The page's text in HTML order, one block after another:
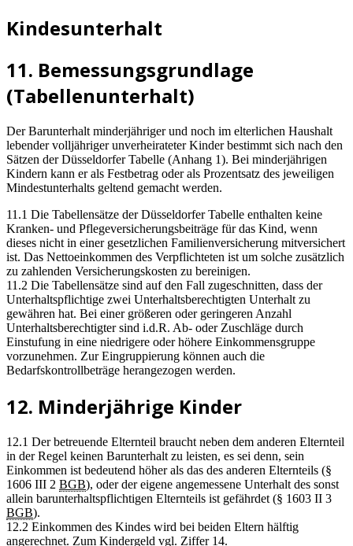
Kindesunterhalt
11. Bemessungsgrundlage
(Tabellenunterhalt)
Der Barunterhalt minderjähriger und noch im elterlichen Haushalt
lebender volljähriger unverheirateter Kinder bestimmt sich nach den
Sätzen der Düsseldorfer Tabelle (Anhang 1). Bei minderjährigen
Kindern kann er als Festbetrag oder als Prozentsatz des jeweiligen
Mindestunterhalts geltend gemacht werden.
11.1 Die Tabellensätze der Düsseldorfer Tabelle enthalten keine
Kranken- und Pflegeversicherungsbeiträge für das Kind, wenn
dieses nicht in einer gesetzlichen Familienversicherung mitversichert
ist. Das Nettoeinkommen des Verpflichteten ist um solche zusätzlich
zu zahlenden Versicherungskosten zu bereinigen.
11.2 Die Tabellensätze sind auf den Fall zugeschnitten, dass der
Unterhaltspflichtige zwei Unterhaltsberechtigten Unterhalt zu
gewähren hat. Bei einer größeren oder geringeren Anzahl
Unterhaltsberechtigter sind i.d.R. Ab- oder Zuschläge durch
Einstufung in eine niedrigere oder höhere Einkommensgruppe
vorzunehmen. Zur Eingruppierung können auch die
Bedarfskontrollbeträge herangezogen werden.
12. Minderjährige Kinder
12.1 Der betreuende Elternteil braucht neben dem anderen Elternteil
in der Regel keinen Barunterhalt zu leisten, es sei denn, sein
Einkommen ist bedeutend höher als das des anderen Elternteils (§
1606 III 2 BGB), oder der eigene angemessene Unterhalt des sonst
allein barunterhaltspflichtigen Elternteils ist gefährdet (§ 1603 II 3
BGB).
12.2 Einkommen des Kindes wird bei beiden Eltern hälftig
angerechnet. Zum Kindergeld vgl. Ziffer 14.